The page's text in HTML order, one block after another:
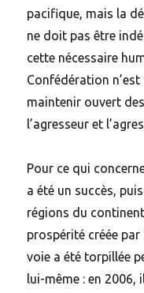
pacifique, mais la
ne doit pas être
cette nécessaire
Confédération n’est
maintenir ouvert
l’agresseur et
Pour ce qui
a été un succès,
régions du
prospérité créée
voie a été torpillée
lui-même : en 2006,